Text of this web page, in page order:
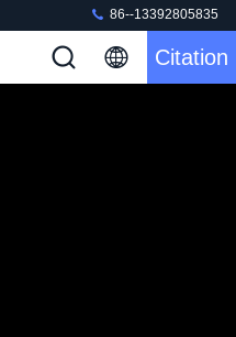
86--13392805835
Citation